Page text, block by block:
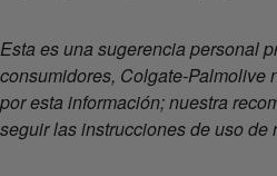
Esta es una sugerencia personal
consumidores, Colgate-Palmolive
por esta información; nuestra
seguir las instrucciones de uso de